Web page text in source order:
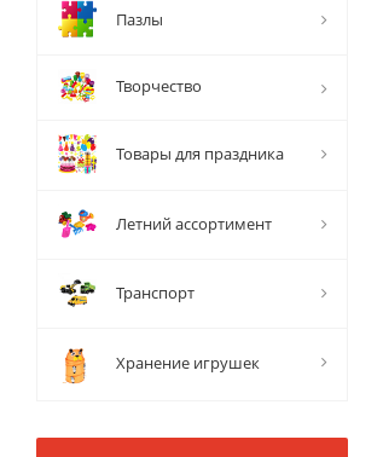
Пазлы
Творчество
Товары для праздника
Летний ассортимент
Транспорт
Хранение игрушек